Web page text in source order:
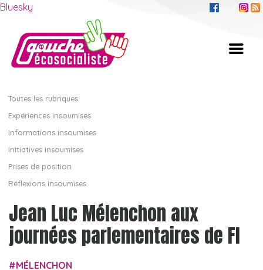
Bluesky
Toutes les rubriques
Expériences insoumises
Informations insoumises
Initiatives insoumises
Prises de position
Réflexions insoumises
Jean Luc Mélenchon aux
journées parlementaires de FI
MÉLENCHON